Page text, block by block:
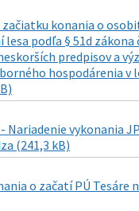
začiatku konania o
podľa § 51d zákona
predpisov a
hospodárenia v
Nariadenie vykonania
(241,3 kB)
o začatí PÚ Tesáre